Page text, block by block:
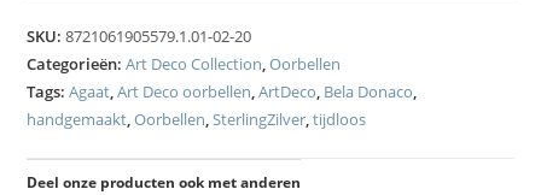
SKU:8721061905579.1.01-02-20
Categorieën:Art Deco Collection,Oorbellen
Tags:Agaat,Art Deco oorbellen,ArtDeco, Bela Donaco,
handgemaakt,Oorbellen,SterlingZilver,tijdloos
Deel onze producten ook met anderen